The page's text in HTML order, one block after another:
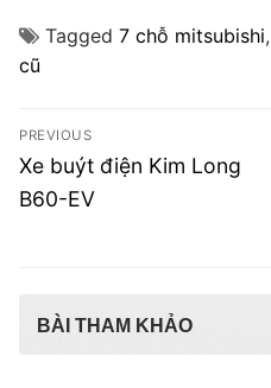
Tagged 7 chỗ mitsubishi,
cũ
Điều
hướng
bài
PREVIOUS
Previous
post:
Xe buýt điện Kim Long
B60-EV
BÀI THAM KHẢO